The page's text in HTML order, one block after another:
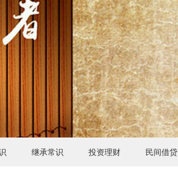
继承常识 投资理财 民间借贷